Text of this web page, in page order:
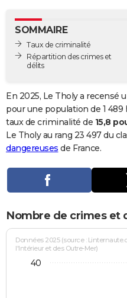
GUIDES D'ACHAT
BONS PLANS
Carte de Noël
Carte Bonne année
Carte Saint-Valentin
Carte Pâques
Carte d'anniversaire
DICTIONNAIRE
Dictionnaire
Biographies
Citations
Expressions
Proverbes
PROGRAMME TV
Se connecter
Entreprises
Service militaire
Avis de recherche
AVIS DE DÉCÈS
Bricolage
Lifestyle
Culture
Sport
Auto
Television
Voyage
Cinema
SOMMAIRE
Taux de criminalité
Répartition des crimes et
délits
En 2025, Le Tholy a recensé
pour une population de 1
taux de criminalité de 15,8
Le Tholy au rang 23 497 du
dangereuses de France.
Nombre de crimes et
Données 2025 (source :
l'Intérieur et des Outre-Mer)
40